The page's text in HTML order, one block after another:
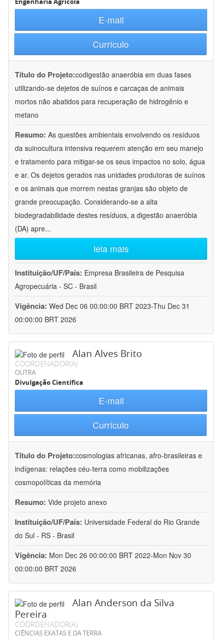
E-mail
Currículo
Título do Projeto:codigestão anaeróbia em duas fases
utilizando-se dejetos de suínos e carcaças de animais
mortos não abatidos para recuperação de hidrogênio e
metano
Resumo: As questões ambientais envolvendo os resíduos
da suinocultura intensiva requerem atenção em seu manejo
e tratamento para mitigar-se os seus impactos no solo, água
e ar. Os dejetos gerados nas unidades produtoras de suínos
e os animais que morrem nestas granjas são objeto de
grande preocupação. Considerando-se a alta
biodegradabilidade destes resíduos, a digestão anaeróbia
(DA) apre...
leia mais
Instituição/UF/País: Empresa Brasileira de Pesquisa
Agropecuária - SC - Brasil
Vigência: Wed Dec 06 00:00:00 BRT 2023-Thu Dec 31
00:00:00 BRT 2026
Alan Alves Brito
COORDENADOR(A)
OUTRA
Divulgação Científica
E-mail
Currículo
Título do Projeto:cosmologias africanas, afro-brasileiras e
indígenas: relações céu-terra como mobilizações
cosmopolíticas da memória
Resumo: Vide projeto anexo
Instituição/UF/País: Universidade Federal do Rio Grande
do Sul - RS - Brasil
Vigência: Mon Dec 26 00:00:00 BRT 2022-Mon Nov 30
00:00:00 BRT 2026
Alan Anderson da Silva
Pereira
COORDENADOR(A)
CIÊNCIAS EXATAS E DA TERRA